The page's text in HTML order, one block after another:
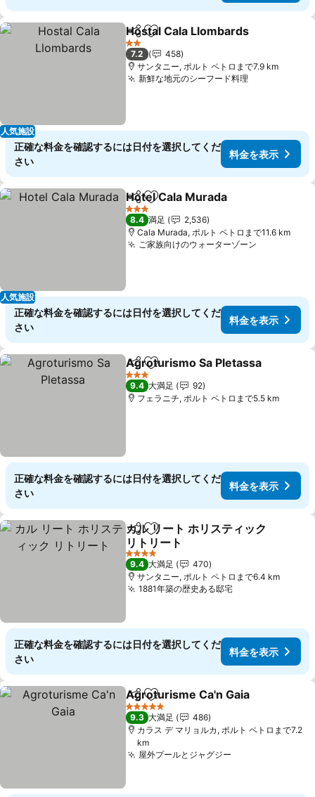
人気施設
シェアお気に入りに追加
Hostal Cala Llombards
2 ホテルのランク
7.2
458
サンタニー, ポルト ペトロまで7.9 km
新鮮な地元のシーフード料理
正確な料金を確認するには日付を選択してくだ
さい
料金を表示
人気施設
シェアお気に入りに追加
Hotel Cala Murada
3 ホテルのランク
8.4 満足
2,536
Cala Murada, ポルト ペトロまで11.6 km
ご家族向けのウォーターゾーン
正確な料金を確認するには日付を選択してくだ
さい
料金を表示
シェアお気に入りに追加
Agroturismo Sa Pletassa
3 ホテルのランク
9.4 大満足
92
フェラニチ, ポルト ペトロまで5.5 km
正確な料金を確認するには日付を選択してくだ
さい
料金を表示
シェアお気に入りに追加
カル リート ホリスティック
リトリート
4 ホテルのランク
9.4 大満足
470
サンタニー, ポルト ペトロまで6.4 km
1881年築の歴史ある邸宅
正確な料金を確認するには日付を選択してくだ
さい
料金を表示
シェアお気に入りに追加
Agroturisme Ca'n Gaia
5 ホテルのランク
9.3 大満足
486
カラス デ マリョルカ, ポルト ペトロまで7.2
km
屋外プールとジャグジー